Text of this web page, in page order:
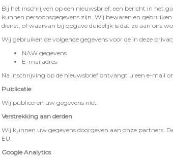
Bij het inschrijven op een nieuwsbrief, een bericht in het
kunnen persoonsgegevens zijn. Wij bewaren en
dienst, of waarvan bij opgave duidelijk is dat ze aan ons
Wij gebruiken de volgende gegevens voor de in deze
NAW gegevens
E-mailadres
Na inschrijving op de nieuwsbrief ontvangt u een e-mail
Publicatie
Wij publiceren uw gegevens niet.
Verstrekking aan derden
Wij kunnen uw gegevens doorgeven aan onze partners.
EU.
Google Analytics